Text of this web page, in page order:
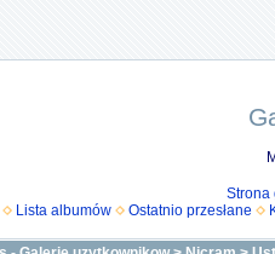
Strona
Lista albumów Ostatnio przesłane